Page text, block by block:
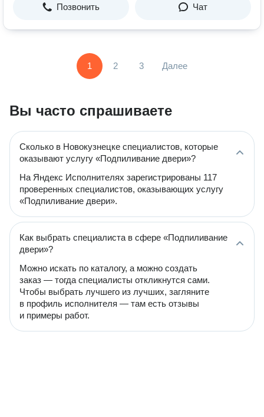
Позвонить Чат
1 2 3 Далее
Вы часто спрашиваете
Сколько в Новокузнецке специалистов, которые
оказывают услугу «Подпиливание двери»?
На Яндекс Исполнителях зарегистрированы 117
проверенных специалистов, оказывающих услугу
«Подпиливание двери».
Как выбрать специалиста в сфере «Подпиливание
двери»?
Можно искать по каталогу, а можно создать
заказ — тогда специалисты откликнутся сами.
Чтобы выбрать лучшего из лучших, загляните
в профиль исполнителя — там есть отзывы
и примеры работ.